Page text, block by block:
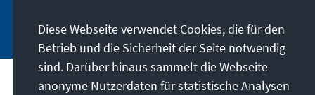
Diese Webseite verwendet Cookies, die für den
Betrieb und die Sicherheit der Seite notwendig
sind. Darüber hinaus sammelt die Webseite
anonyme Nutzerdaten für statistische Analysen